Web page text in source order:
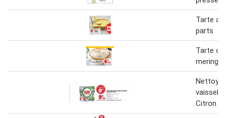
Tarte
parts
Tarte
vaisselle
Citron